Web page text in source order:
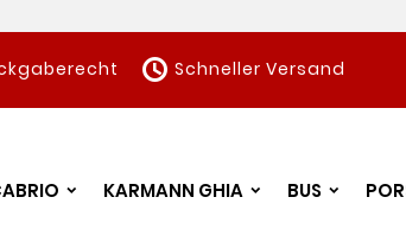
schedule Schneller Versand
KARMANN GHIA BUS